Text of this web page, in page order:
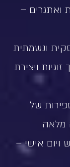
ואתגרים –
ונשמתית
ויצירת
של
מלאה
ויום אישי –